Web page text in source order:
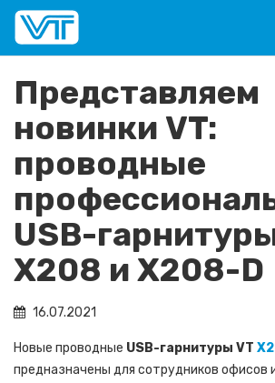
Представляем
новинки VT:
проводные
USB-
X208 и X208-D
16.07.2021
Новые проводные USB-гарнитуры VT
предназначены для сотрудников офисов